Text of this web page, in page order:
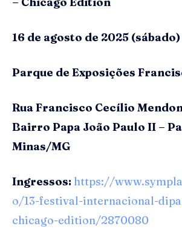
16 de agosto de 2025 (sábado)
Parque de Exposições
Rua Francisco Cecílio
Bairro Papa João Paulo II –
Minas/MG
Ingressos: https://
o/13-festival-internacional-
chicago-edition/2870080